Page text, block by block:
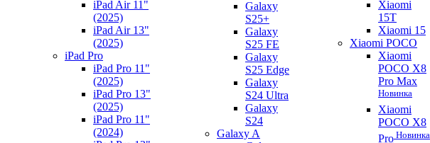
iPad Air 11"
(2025)
iPad Air 13"
(2025)
iPad Pro
iPad Pro 11"
(2025)
iPad Pro 13"
(2025)
iPad Pro 11"
(2024)
Galaxy
S25+
Galaxy
S25 FE
Galaxy
S25 Edge
Galaxy
S24 Ultra
Galaxy
S24
Galaxy A
Xiaomi
15T
Xiaomi 15
Xiaomi POCO
Xiaomi
POCO X8
Pro Max
Новинка
Xiaomi
POCO X8
Pro Новинка